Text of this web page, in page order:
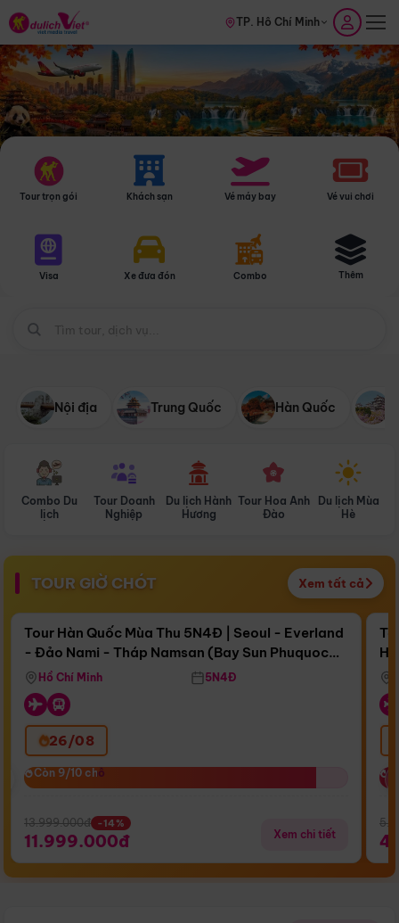
TP. Hồ Chí Minh
Tour trọn gói Khách sạn Vé máy bay Vé vui chơi
Visa Xe đưa đón Combo Thêm
Nội địa Trung Quốc Hàn Quốc
Combo Du
lịch
Tour Doanh
Nghiệp
Du lịch Hành
Hương
Tour Hoa Anh
Đào
Du lịch Mùa
Hè
TOUR GIỜ CHÓT Xem tất cả
Còn17 ngày 11:17:48
Bay Sun Phuquoc Airways
Điểm nổi bật
Tour Hàn Quốc Mùa Thu 5N4Đ | Seoul - Everland
- Đảo Nami - Tháp Namsan (Bay Sun Phuquoc
Airways)
Hồ Chí Minh 5N4Đ
26/08
Còn 9/10 chỗ
Còn 9/10 chỗ
13.999.000đ -14%
11.999.000đ Xem chi tiết